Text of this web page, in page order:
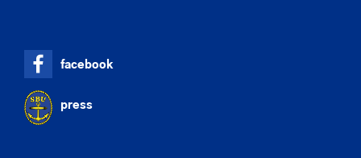
facebook
press